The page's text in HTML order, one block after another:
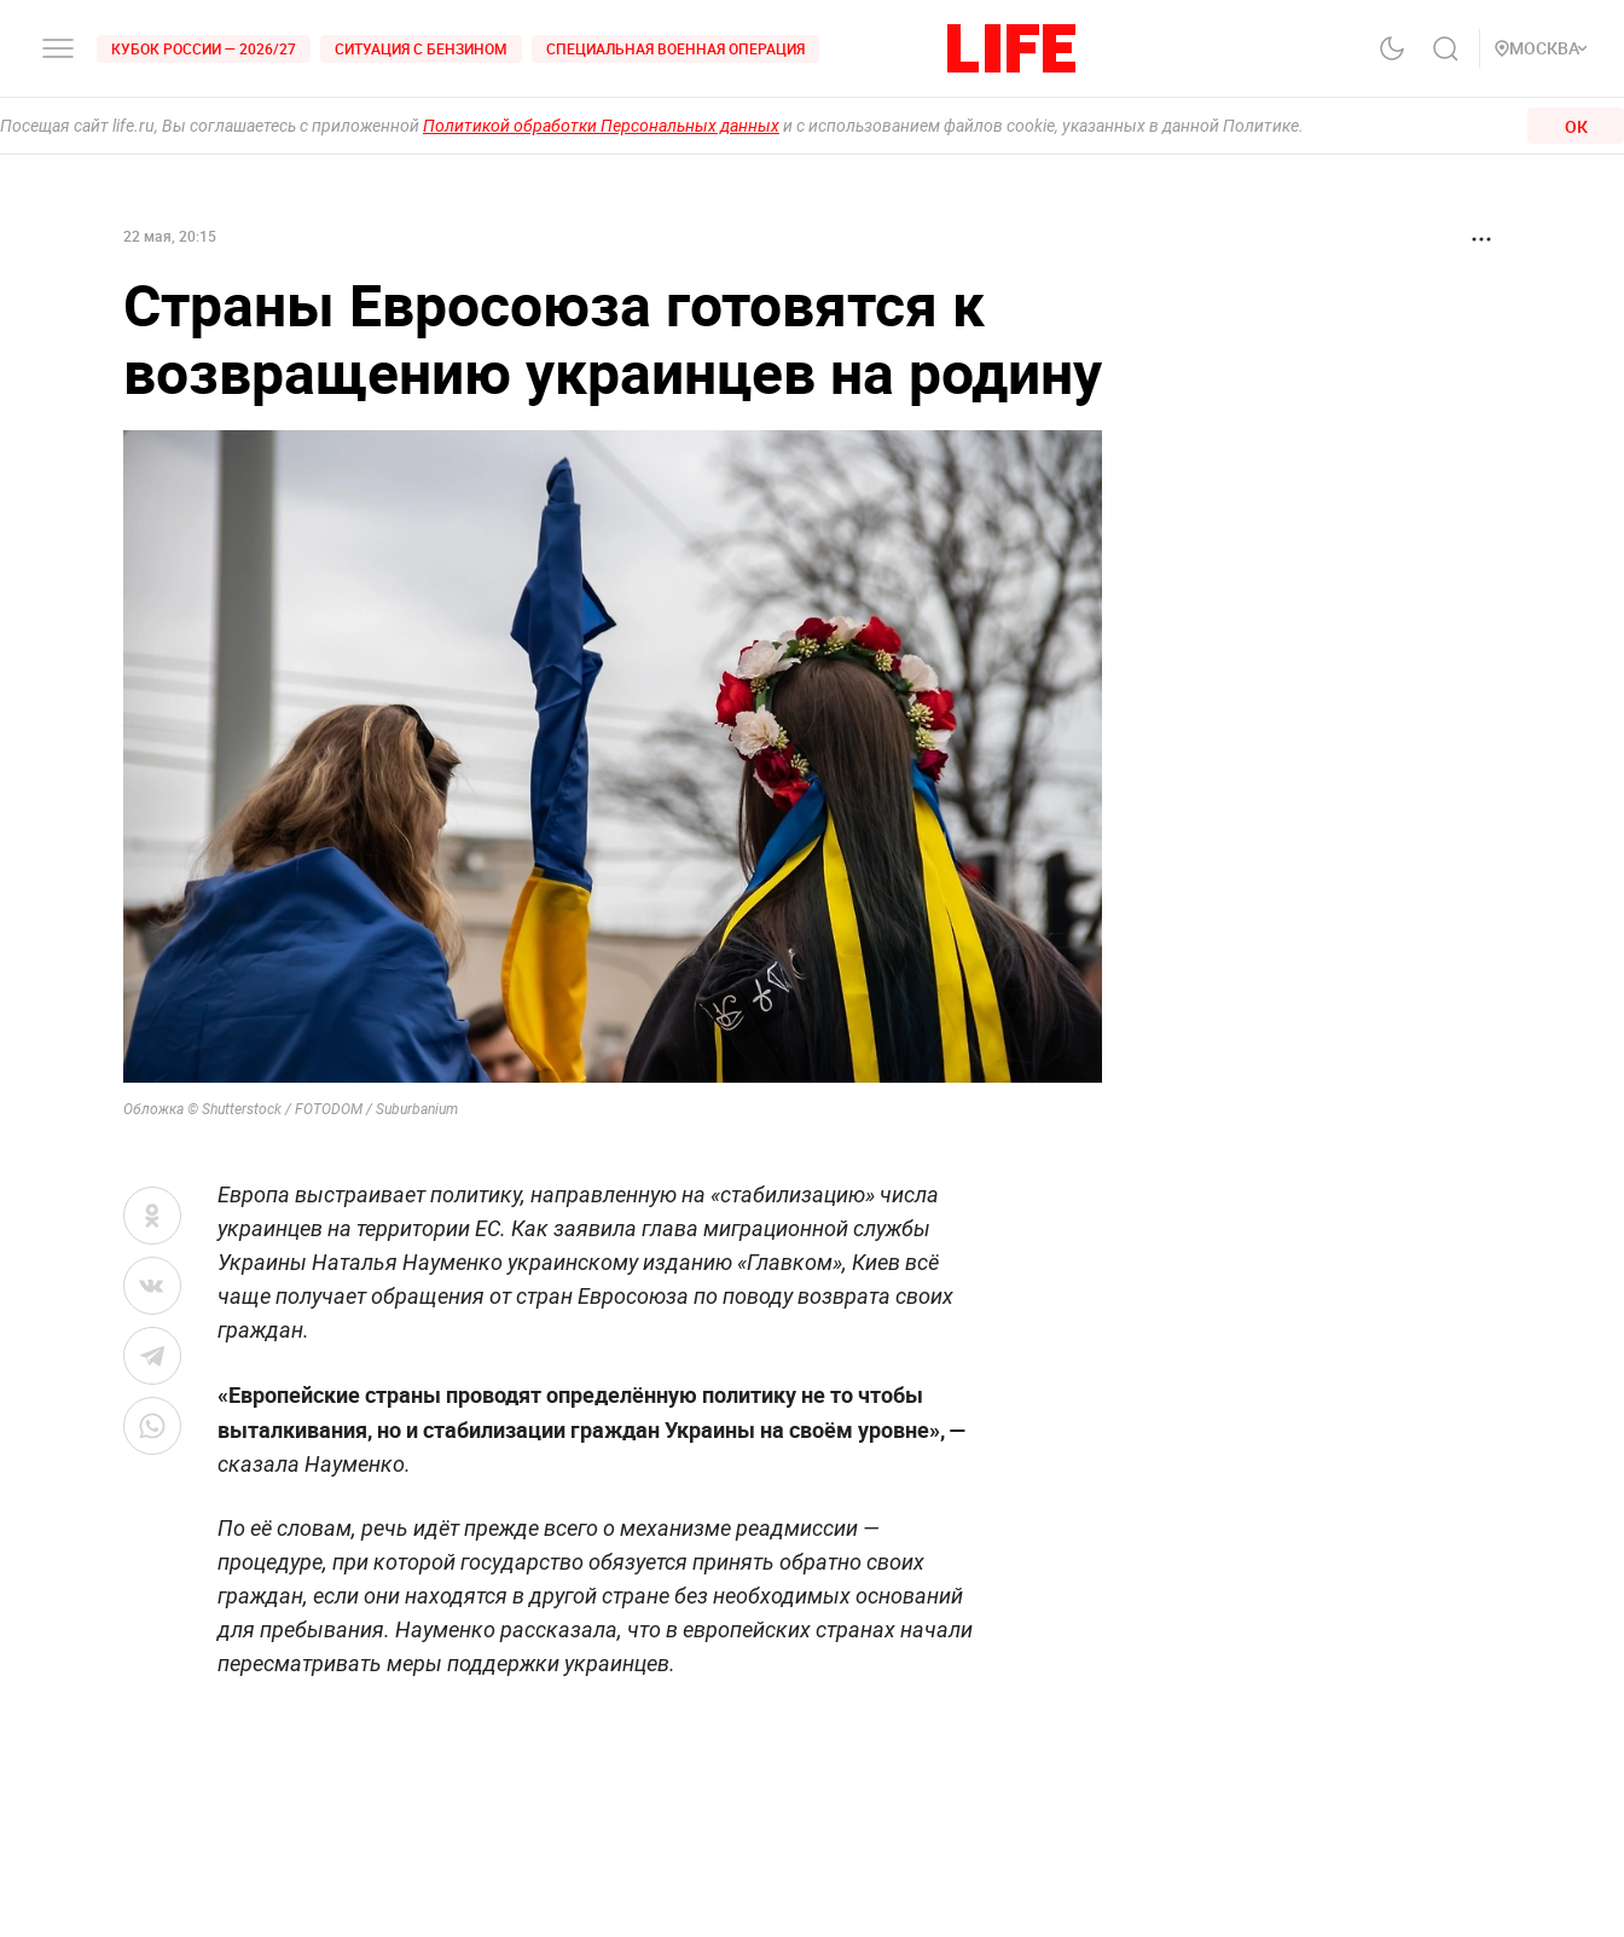
КУБОК РОССИИ — 2026/27 СИТУАЦИЯ С БЕНЗИНОМ СПЕЦИАЛЬНАЯ ВОЕННАЯ ОПЕРАЦИЯ МОСКВА
Посещая сайт life.ru, Вы соглашаетесь с приложеннойПолитикой обработки Персональных данныхи с использованием файлов cookie, указанных в данной Политике. ОК
22 мая, 20:15
Страны Евросоюза готовятся к
возвращению украинцев на родину
Обложка © Shutterstock / FOTODOM / Suburbanium
Европа выстраивает политику, направленную на «стабилизацию» числа
украинцев на территории ЕС. Как заявила глава миграционной службы
Украины Наталья Науменко украинскому изданию «Главком», Киев всё
чаще получает обращения от стран Евросоюза по поводу возврата своих
граждан.
«Европейские страны проводят определённую политику не то чтобы
выталкивания, но и стабилизации граждан Украины на своём уровне», —
сказала Науменко.
По её словам, речь идёт прежде всего о механизме реадмиссии —
процедуре, при которой государство обязуется принять обратно своих
граждан, если они находятся в другой стране без необходимых оснований
для пребывания. Науменко рассказала, что в европейских странах начали
пересматривать меры поддержки украинцев.